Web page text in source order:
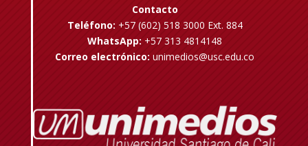
Contacto
Teléfono: +57 (602) 518 3000 Ext. 884
WhatsApp: +57 313 4814148
Correo electrónico: unimedios@usc.edu.co